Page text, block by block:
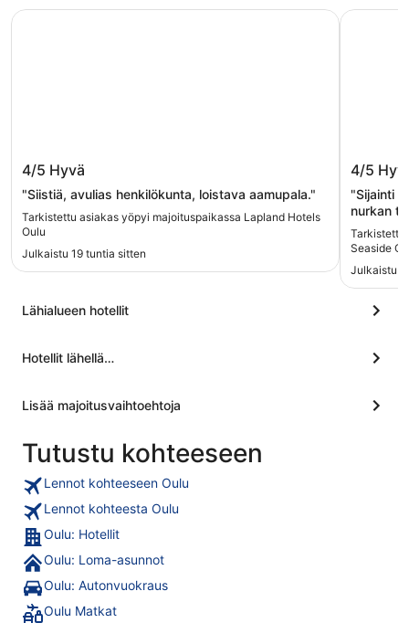
Lapland Hotels Oulu
4/5 Hyvä
"Siistiä, avulias henkilökunta, loistava aamupala."
Tarkistettu asiakas yöpyi majoituspaikassa Lapland Hotels
Oulu
Julkaistu 19 tuntia sitten
Lapland Hotels Oulu
4/5
"Sijainti
nurkan
ulkoa
miinus."
Tarkistettu
Seaside
Julkaistu
Nallikari
Lähialueen hotellit
Hotellit lähellä…
Lisää majoitusvaihtoehtoja
Tutustu kohteeseen
Lennot kohteeseen Oulu
Lennot kohteesta Oulu
Oulu: Hotellit
Oulu: Loma-asunnot
Oulu: Autonvuokraus
Oulu Matkat